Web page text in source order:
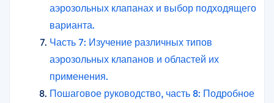
аэрозольных клапанах и выбор подходящего
варианта.
Часть 7: Изучение различных типов
аэрозольных клапанов и областей их
применения.
Пошаговое руководство, часть 8: Подробное